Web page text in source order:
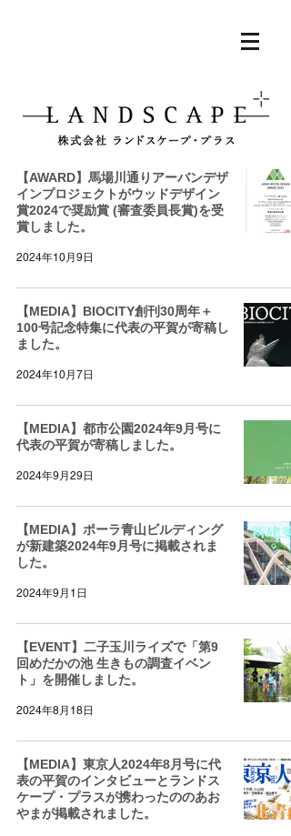
【AWARD】馬場川通りアーバンデザ
インプロジェクトがウッドデザイン
賞2024で奨励賞 (審査委員長賞)を受
賞しました。
2024年10月9日
【MEDIA】BIOCITY創刊30周年＋
100号記念特集に代表の平賀が寄稿し
ました。
2024年10月7日
【MEDIA】都市公園2024年9月号に
代表の平賀が寄稿しました。
2024年9月29日
【MEDIA】ポーラ青山ビルディング
が新建築2024年9月号に掲載されま
した。
2024年9月1日
【EVENT】二子玉川ライズで「第9
回めだかの池 生きもの調査イベン
ト」を開催しました。
2024年8月18日
【MEDIA】東京人2024年8月号に代
表の平賀のインタビューとランドス
ケープ・プラスが携わったののあお
やまが掲載されました。